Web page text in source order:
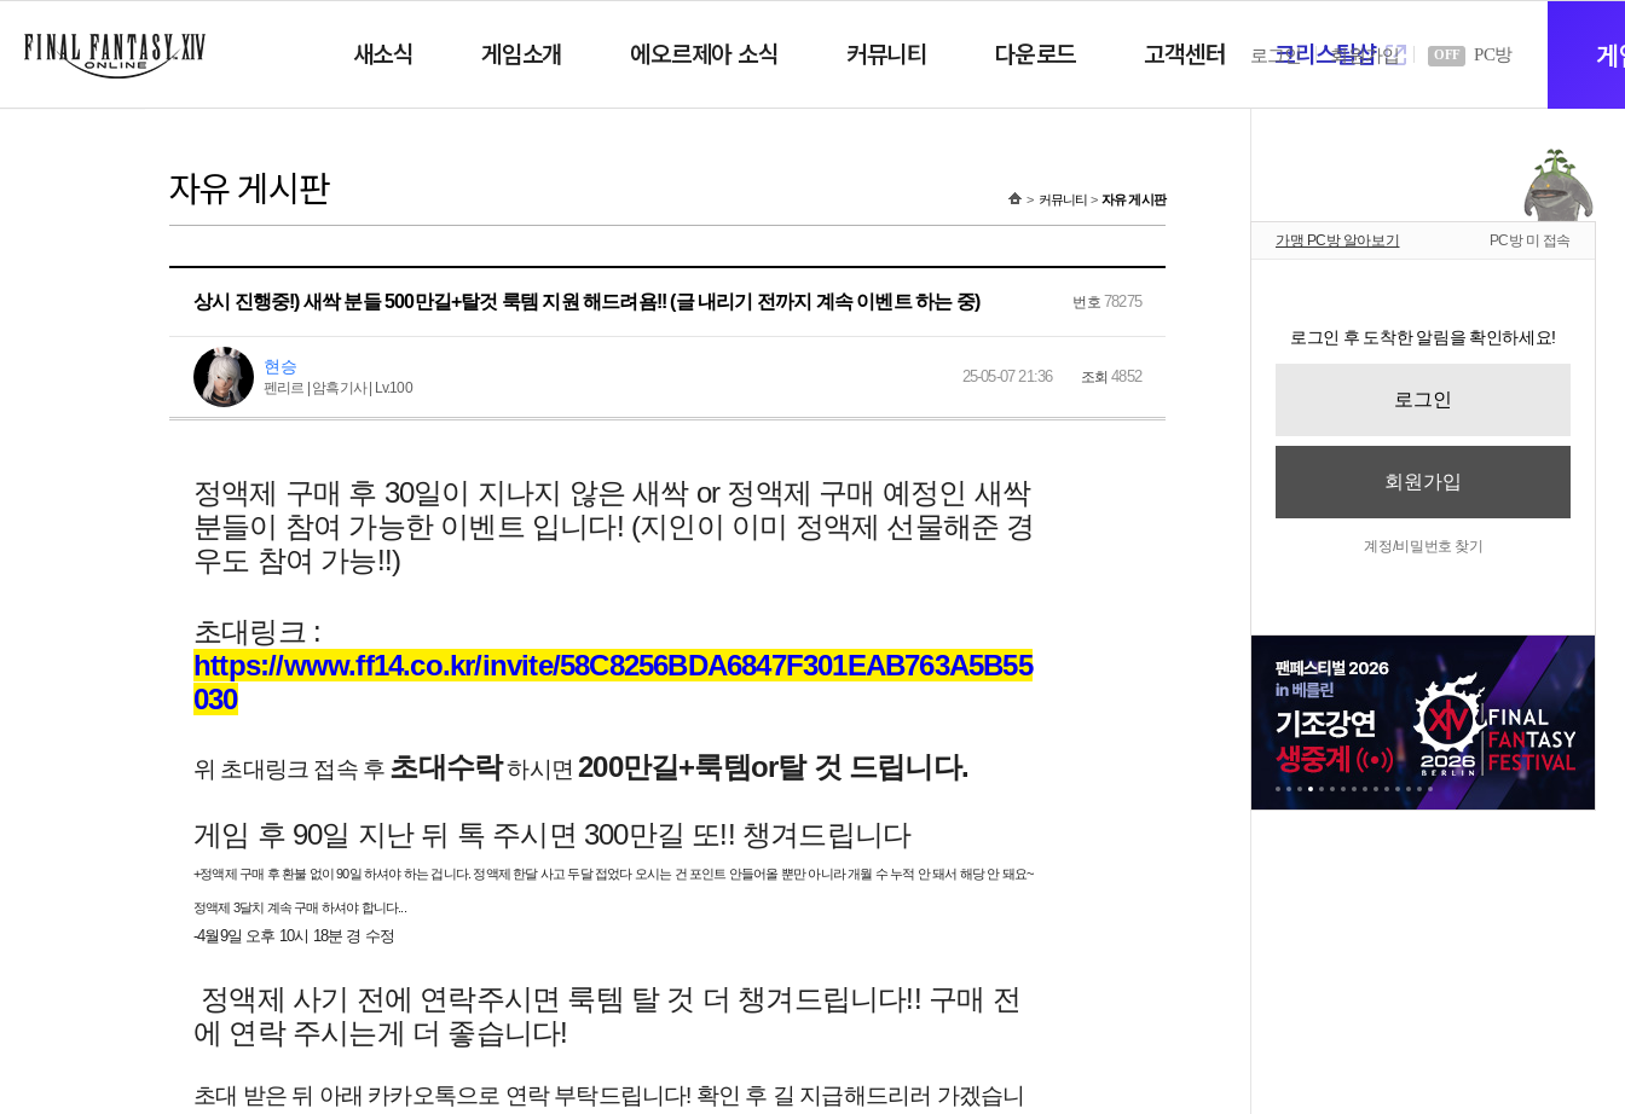
새소식 게임소개 에오르제아 소식 커뮤니티 다운로드 고객센터 크리스탈샵새
로그인 회원가입 OFF PC방
자유 게시판 커뮤니티 자유 게시판
상시 진행중!) 새싹 분들 500만길+탈것 룩템 지원 해드려욤!! (글 내리기 전까지 계속 이벤트 하는 중) 번호78275
현승
펜리르 | 암흑기사 | Lv.100
25-05-07 21:36 조회 4852
정액제 구매 후 30일이 지나지 않은 새싹 or 정액제 구매 예정인 새싹
분들이 참여 가능한 이벤트 입니다! (지인이 이미 정액제 선물해준 경
우도 참여 가능!!)
초대링크 :
https://www.ff14.co.kr/invite/58C8256BDA6847F301EAB763A5B55
030
위 초대링크 접속 후 초대수락하시면200만길+룩템or탈 것 드립니다.
게임 후 90일 지난 뒤 톡 주시면 300만길 또!! 챙겨드립니다
+정액제 구매 후 환불 없이 90일 하셔야 하는 겁니다. 정액제 한달 사고 두달 접었다 오시는 건 포인트 안들어올 뿐만 아니라 개월 수 누적 안 돼서 해당 안 돼요~
정액제 3달치 계속 구매 하셔야 합니다...
-4월9일 오후 10시 18분 경 수정
정액제 사기 전에 연락주시면 룩템 탈 것 더 챙겨드립니다!! 구매 전
에 연락 주시는게 더 좋습니다!
초대 받은 뒤 아래 카카오톡으로 연락 부탁드립니다! 확인 후 길 지급해드리러 가겠습니
가맹 PC방 알아보기 PC방 미 접속
로그인 후 도착한 알림을 확인하세요!
로그인
회원가입
계정/비밀번호 찾기